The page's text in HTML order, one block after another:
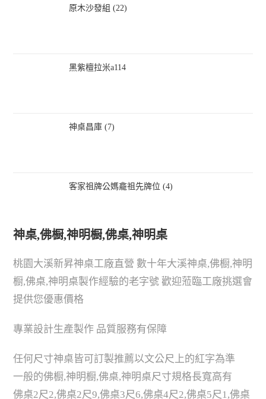
原木沙發組 (22)
黑紫檀拉米a114
神桌昌庫 (7)
客家祖牌公媽龕祖先牌位 (4)
神桌,佛橱,神明橱,佛桌,神明桌
桃園大溪新昇神桌工廠直營 數十年大溪神桌,佛橱,神明
橱,佛桌,神明桌製作經驗的老字號 歡迎蒞臨工廠挑選會
提供您優惠價格
專業設計生產製作 品質服務有保障
任何尺寸神桌皆可訂製推薦以文公尺上的紅字為準
一般的佛橱,神明橱,佛桌,神明桌尺寸規格長寬高有
佛桌2尺2,佛桌2尺9,佛桌3尺6,佛桌4尺2,佛桌5尺1,佛桌